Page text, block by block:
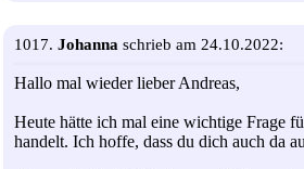
1017. Johanna schrieb am 24.10.2022:
Hallo mal wieder lieber Andreas,
Heute hätte ich mal eine wichtige Frage
handelt. Ich hoffe, dass du dich auch da